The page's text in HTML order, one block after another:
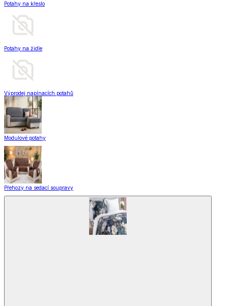
Potahy na křeslo
Potahy na židle
Výprodej napínacích potahů
Modulové potahy
Přehozy na sedací soupravy